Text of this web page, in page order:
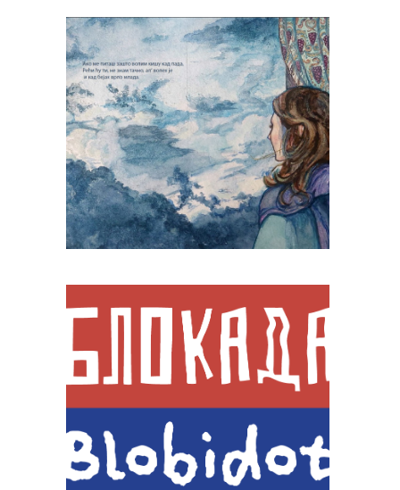
Графика књиге
Наставник: др ум. Оливера Батајић
Сретеновић, ванредни професор
Сарадник: Вања Бајовић,
истраживач приправник
Радови студената
Писмо
Наставник: др ум. Ана Продановић,
Радови студената